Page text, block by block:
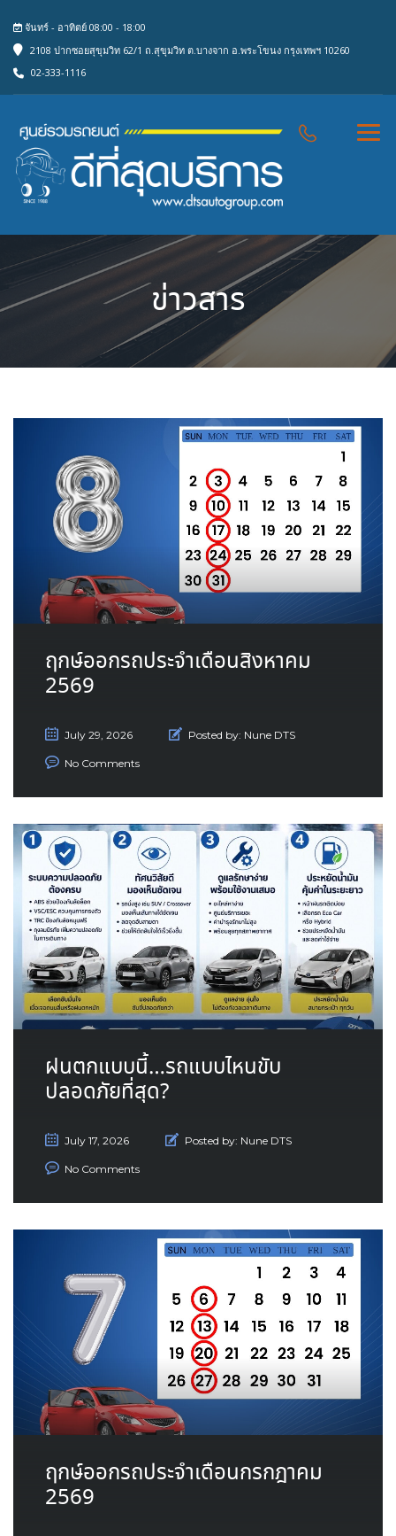
จันทร์ - อาทิตย์ 08:00 - 18:00
2108 ปากซอยสุขุมวิท 62/1 ถ.สุขุมวิท ต.บางจาก อ.พระโขนง กรุงเทพฯ 10260
02-333-1116
ข่าวสาร
ฤกษ์ออกรถประจำเดือนสิงหาคม
2569
July 29, 2026 Posted by: Nune DTS
No Comments
ฝนตกแบบนี้…รถแบบไหนขับ
ปลอดภัยที่สุด?
July 17, 2026 Posted by: Nune DTS
No Comments
ฤกษ์ออกรถประจำเดือนกรกฎาคม
2569